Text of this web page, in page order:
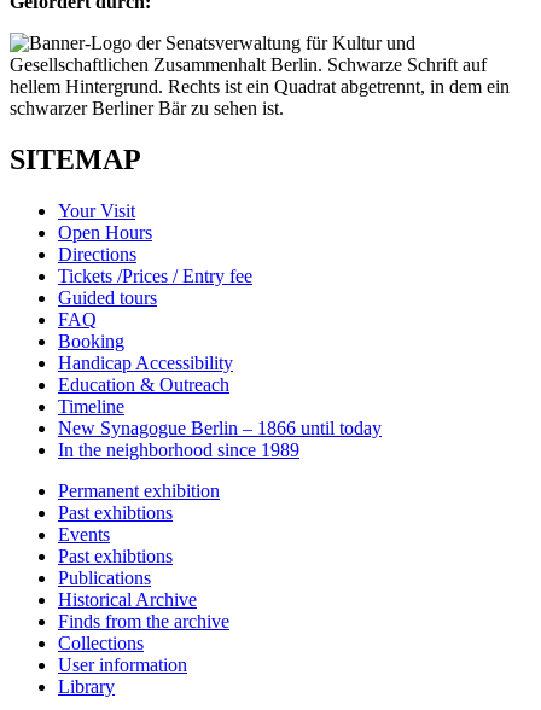
SITEMAP
Your Visit
Open Hours
Directions
Tickets /Prices / Entry fee
Guided tours
FAQ
Booking
Handicap Accessibility
Education & Outreach
Timeline
New Synagogue Berlin – 1866 until today
In the neighborhood since 1989
Permanent exhibition
Past exhibtions
Events
Past exhibtions
Publications
Historical Archive
Finds from the archive
Collections
User information
Library